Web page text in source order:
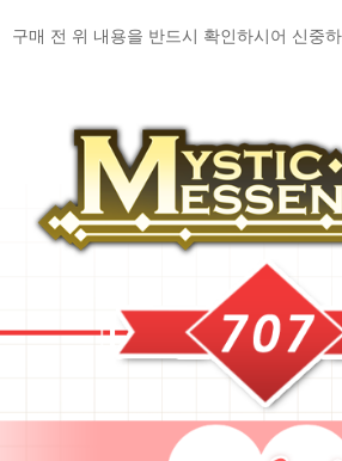
구매 전 위 내용을 반드시 확인하시어 신중